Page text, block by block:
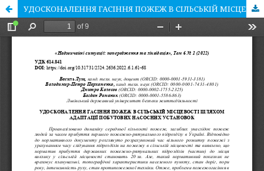
УДОСКОНАЛЕННЯ ГАСІННЯ ПОЖЕЖ В СІЛЬСЬКІЙ МІСЦЕВОСТІ ШЛЯХОМ АДАПТАЦІЇ ПОБУТОВИХ НАСОСНИХ УСТАНОВОК